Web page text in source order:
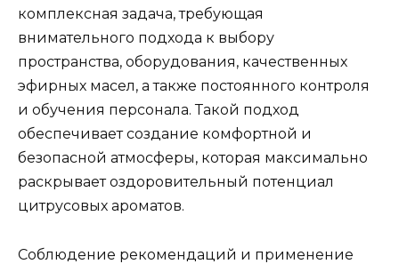
комплексная задача, требующая
внимательного подхода к выбору
пространства, оборудования, качественных
эфирных масел, а также постоянного контроля
и обучения персонала. Такой подход
обеспечивает создание комфортной и
безопасной атмосферы, которая максимально
раскрывает оздоровительный потенциал
цитрусовых ароматов.
Соблюдение рекомендаций и применение